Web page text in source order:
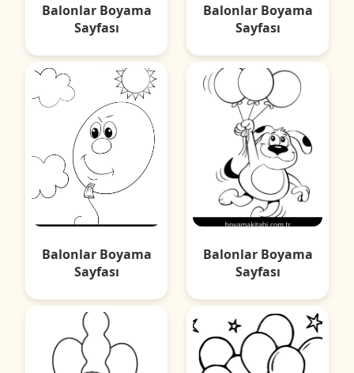
Balonlar Boyama
Sayfası
Balonlar Boyama
Sayfası
Balonlar Boyama
Sayfası
Balonlar Boyama
Sayfası